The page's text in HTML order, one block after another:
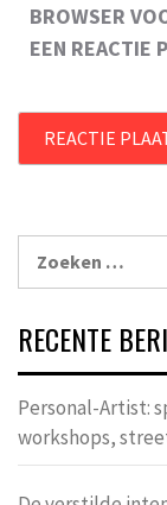
BROWSER
EEN REACTIE
naar:
RECENTE
Personal-Artist:
workshops,